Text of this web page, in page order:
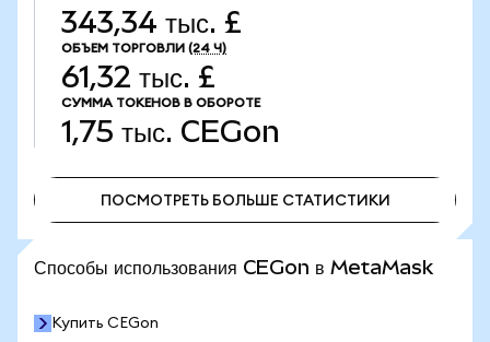
343,34 тыс. £
ОБЪЕМ ТОРГОВЛИ (24 Ч)
61,32 тыс. £
СУММА ТОКЕНОВ В ОБОРОТЕ
1,75 тыс. CEGon
ПОСМОТРЕТЬ БОЛЬШЕ СТАТИСТИКИ
Способы использования CEGon в MetaMask
Купить CEGon